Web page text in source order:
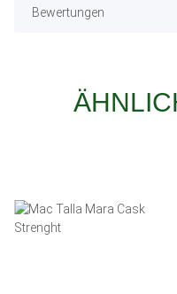
Bewertungen